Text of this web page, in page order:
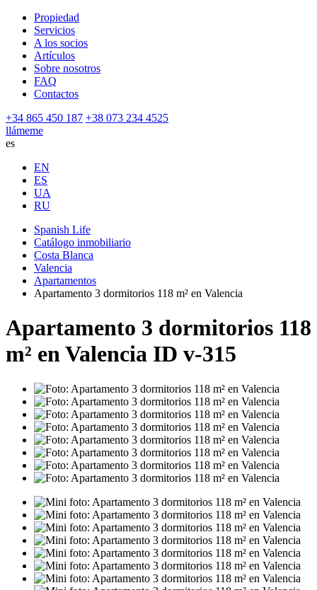
Propiedad
Servicios
A los socios
Artículos
Sobre nosotros
FAQ
Contactos
+34 865 450 187 +38 073 234 4525
llámeme
es
EN
ES
UA
RU
Spanish Life
Catálogo inmobiliario
Costa Blanca
Valencia
Apartamentos
Apartamento 3 dormitorios 118 m² en Valencia
Apartamento 3 dormitorios 118
m² en Valencia ID v-315